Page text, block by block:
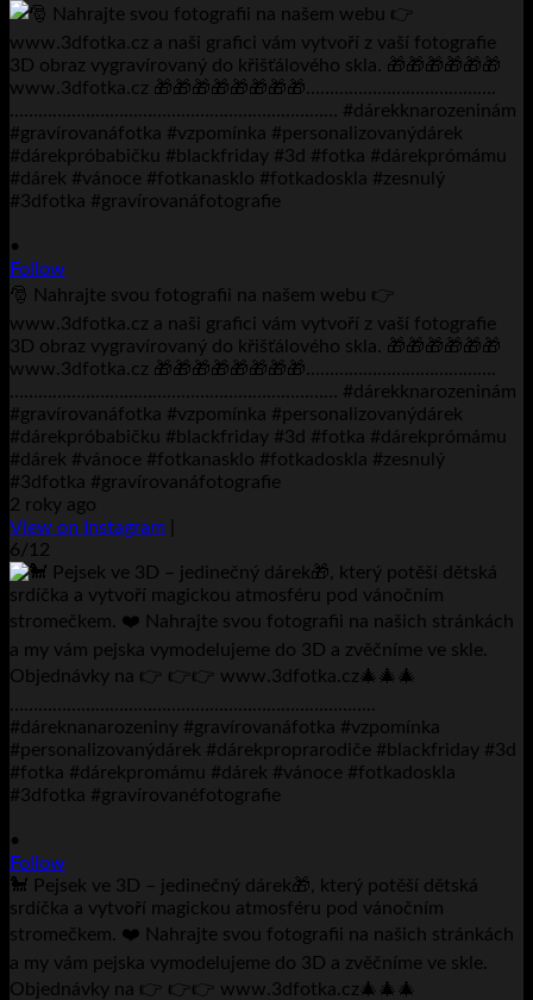
•
Follow
🎅 Nahrajte svou fotografii na našem webu 👉
www.3dfotka.cz a naši grafici vám vytvoří z vaší fotografie
3D obraz vygravírovaný do křišťálového skla. 🎁🎁🎁🎁🎁🎁
www.3dfotka.cz 🎁🎁🎁🎁🎁🎁🎁🎁………………………………….
…………………………………………………………… #dárekknarozeninám
#gravírovanáfotka #vzpomínka #personalizovanýdárek
#dárekpróbabičku #blackfriday #3d #fotka #dárekprómámu
#dárek #vánoce #fotkanasklo #fotkadoskla #zesnulý
#3dfotka #gravírovanáfotografie
2 roky ago
View on Instagram
6/12
•
Follow
🐩 Pejsek ve 3D – jedinečný dárek🎁, který potěší dětská
srdíčka a vytvoří magickou atmosféru pod vánočním
stromečkem. ❤️ Nahrajte svou fotografii na našich stránkách
a my vám pejska vymodelujeme do 3D a zvěčníme ve skle.
Objednávky na 👉 👉👉 www.3dfotka.cz🎄🎄🎄